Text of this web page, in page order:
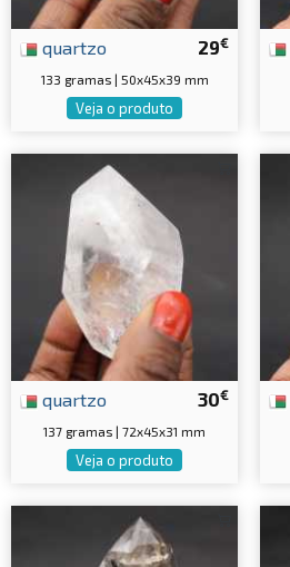
29€
quartzo
133 gramas | 50x45x39 mm
Veja o produto
30€
quartzo
137 gramas | 72x45x31 mm
Veja o produto